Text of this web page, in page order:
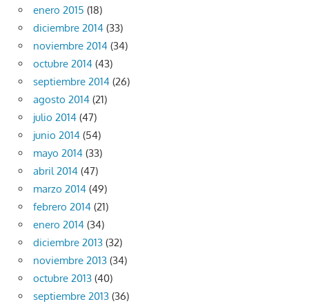
enero 2015 (18)
diciembre 2014 (33)
noviembre 2014 (34)
octubre 2014 (43)
septiembre 2014 (26)
agosto 2014 (21)
julio 2014 (47)
junio 2014 (54)
mayo 2014 (33)
abril 2014 (47)
marzo 2014 (49)
febrero 2014 (21)
enero 2014 (34)
diciembre 2013 (32)
noviembre 2013 (34)
octubre 2013 (40)
septiembre 2013 (36)